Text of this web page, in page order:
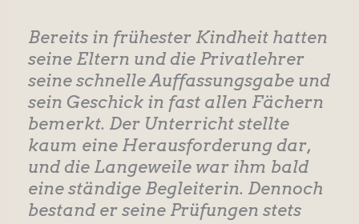
Bereits in frühester Kindheit hatten
seine Eltern und die Privatlehrer
seine schnelle Auffassungsgabe und
sein Geschick in fast allen Fächern
bemerkt. Der Unterricht stellte
kaum eine Herausforderung dar,
und die Langeweile war ihm bald
eine ständige Begleiterin. Dennoch
bestand er seine Prüfungen stets